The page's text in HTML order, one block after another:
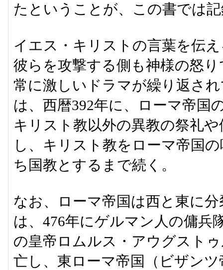
たということが、この書では
イエス・キリストの言葉を伝
彼らを攻撃する側も神様の怒
常に激しいドラマが繰り返さ
は、西暦392年に、ローマ帝国
キリスト教以外の異教の祭礼
し、キリスト教をローマ帝国
ち国教とするまで続く。
なお、ローマ帝国は西と東に
は、476年にゲルマン人の傭兵
の皇帝ロムルス・アウグスト
亡し、東ローマ帝国（ビザンツ